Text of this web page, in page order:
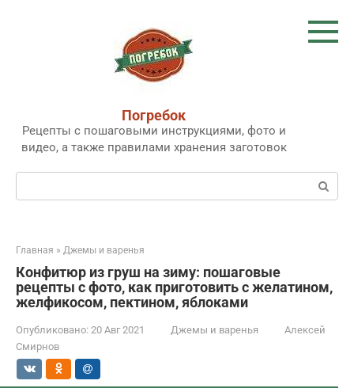
Погребок
Рецепты с пошаговыми инструкциями, фото и
видео, а также правилами хранения заготовок
Поиск:
Главная » Джемы и варенья
Конфитюр из груш на зиму: пошаговые
рецепты с фото, как приготовить с желатином,
желфикосом, пектином, яблоками
Опубликовано: 20 Авг 2021 Джемы и варенья
Алексей
Смирнов